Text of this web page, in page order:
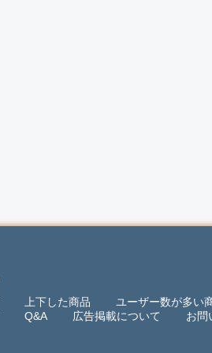
上下した商品
ユーザー数が多い
Q&A 広告掲載について お問